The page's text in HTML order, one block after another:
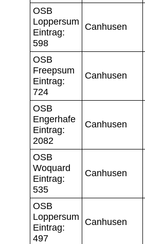
OSB
Loppersum
Eintrag:
598
Canhusen
OSB
Freepsum
Eintrag:
724
Canhusen
OSB
Engerhafe
Eintrag:
2082
Canhusen
OSB
Woquard
Eintrag:
535
Canhusen
OSB
Loppersum
Eintrag:
497
Canhusen